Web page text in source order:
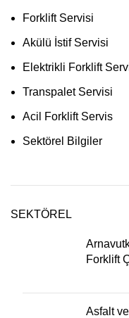
Forklift Servisi
Akülü İstif Servisi
Elektrikli Forklift
Transpalet Servisi
Acil Forklift Servis
Sektörel Bilgiler
SEKTÖREL
Forklift
Asfalt